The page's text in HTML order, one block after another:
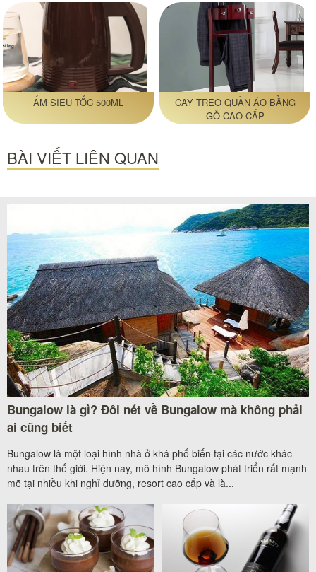
ẤM SIÊU TỐC 500ML
CÂY TREO QUẦN ÁO BẰNG
GỖ CAO CẤP
BÀI VIẾT LIÊN QUAN
Bungalow là gì? Đôi nét về Bungalow mà không phải
ai cũng biết
Bungalow là một loại hình nhà ở khá phổ biến tại các nước khác
nhau trên thế giới. Hiện nay, mô hình Bungalow phát triển rất mạnh
mẽ tại nhiều khi nghỉ dưỡng, resort cao cấp và là...